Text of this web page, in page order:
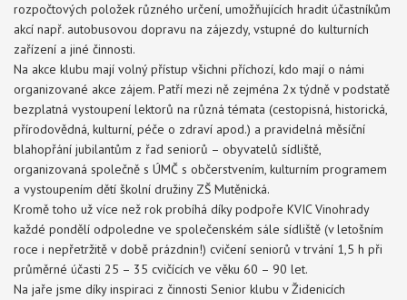
rozpočtových položek různého určení, umožňujících hradit účastníkům
akcí např. autobusovou dopravu na zájezdy, vstupné do kulturních
zařízení a jiné činnosti.
Na akce klubu mají volný přístup všichni příchozí, kdo mají o námi
organizované akce zájem. Patří mezi ně zejména 2x týdně v podstatě
bezplatná vystoupení lektorů na různá témata (cestopisná, historická,
přírodovědná, kulturní, péče o zdraví apod.) a pravidelná měsíční
blahopřání jubilantům z řad seniorů – obyvatelů sídliště,
organizovaná společně s ÚMČ s občerstvením, kulturním programem
a vystoupením dětí školní družiny ZŠ Mutěnická.
Kromě toho už více než rok probíhá díky podpoře KVIC Vinohrady
každé pondělí odpoledne ve společenském sále sídliště (v letošním
roce i nepřetržitě v době prázdnin!) cvičení seniorů v trvání 1,5 h při
průměrné účasti 25 – 35 cvičících ve věku 60 – 90 let.
Na jaře jsme díky inspiraci z činnosti Senior klubu v Židenicích